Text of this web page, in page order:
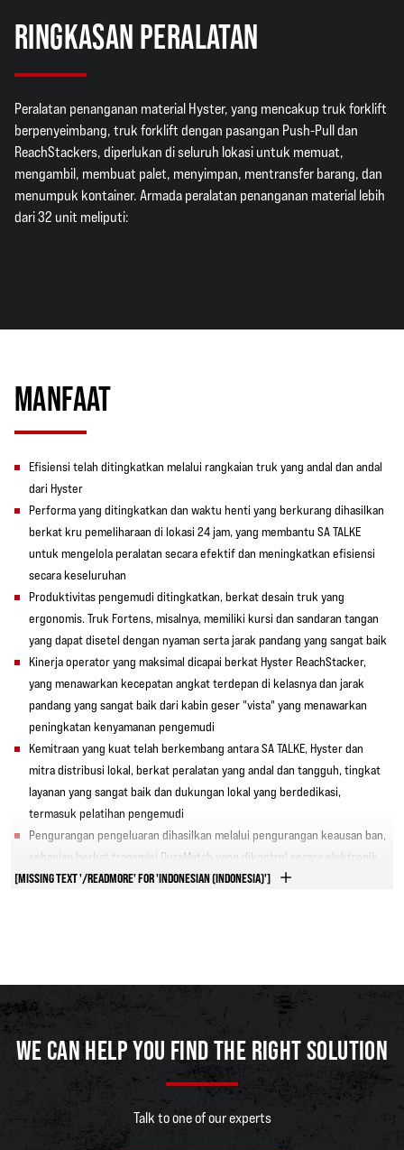
RINGKASAN PERALATAN
Peralatan penanganan material Hyster, yang mencakup truk forklift
berpenyeimbang, truk forklift dengan pasangan Push-Pull dan
ReachStackers, diperlukan di seluruh lokasi untuk memuat,
mengambil, membuat palet, menyimpan, mentransfer barang, dan
menumpuk kontainer. Armada peralatan penanganan material lebih
dari 32 unit meliputi:
MANFAAT
Efisiensi telah ditingkatkan melalui rangkaian truk yang andal dan andal
dari Hyster
Performa yang ditingkatkan dan waktu henti yang berkurang dihasilkan
berkat kru pemeliharaan di lokasi 24 jam, yang membantu SA TALKE
untuk mengelola peralatan secara efektif dan meningkatkan efisiensi
secara keseluruhan
Produktivitas pengemudi ditingkatkan, berkat desain truk yang
ergonomis. Truk Fortens, misalnya, memiliki kursi dan sandaran tangan
yang dapat disetel dengan nyaman serta jarak pandang yang sangat baik
Kinerja operator yang maksimal dicapai berkat Hyster ReachStacker,
yang menawarkan kecepatan angkat terdepan di kelasnya dan jarak
pandang yang sangat baik dari kabin geser "vista" yang menawarkan
peningkatan kenyamanan pengemudi
Kemitraan yang kuat telah berkembang antara SA TALKE, Hyster dan
mitra distribusi lokal, berkat peralatan yang andal dan tangguh, tingkat
layanan yang sangat baik dan dukungan lokal yang berdedikasi,
termasuk pelatihan pengemudi
Pengurangan pengeluaran dihasilkan melalui pengurangan keausan ban,
sebagian berkat transmisi DuraMatch yang dikontrol secara elektronik
dan rem terendam oli dengan perawatan rendah, yang ditampilkan pada
UNDUH STUDI KASUS
[MISSING TEXT '/READMORE' FOR 'INDONESIAN (INDONESIA)']
WE CAN HELP YOU FIND THE RIGHT SOLUTION
Talk to one of our experts